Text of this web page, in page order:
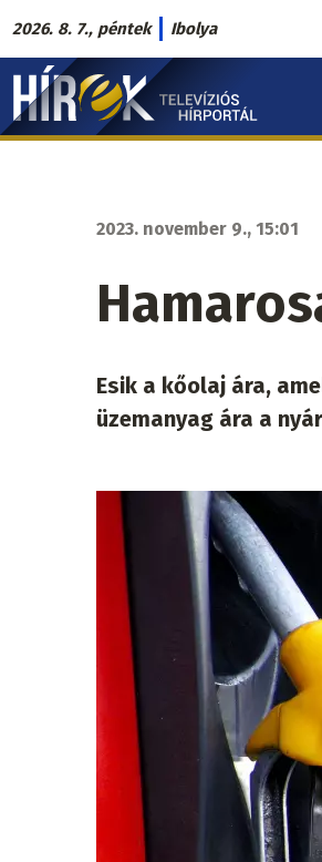
Ugrás
a
tartalomra
2026. 8. 7., péntek Ibolya
Hírek.sk
fő
2023. november 9., 15:01
Esik a kőolaj ára,
üzemanyag ára a